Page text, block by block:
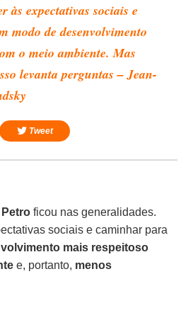
às expectativas sociais e
modo de desenvolvimento
o meio ambiente. Mas
levanta perguntas – Jean-
Tweet
Petro ficou nas generalidades.
sociais e caminhar para
mais respeitoso
e, portanto, menos